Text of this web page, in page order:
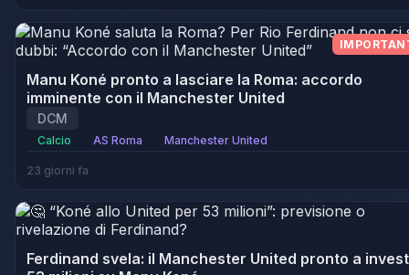
Manu Koné pronto a lasciare la Roma: accordo
imminente con il Manchester United
DCM
Calcio AS Roma Manchester United
23 giorni fa
Ferdinand svela: il Manchester United pronto a